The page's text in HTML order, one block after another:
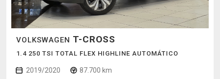
VOLKSWAGEN T-CROSS
1.4 250 TSI TOTAL FLEX HIGHLINE AUTOMÁTICO
2019/2020 87.700 km